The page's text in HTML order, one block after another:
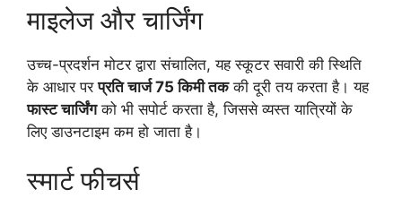
माइलेज और चार्जिंग
उच्च-प्रदर्शन मोटर द्वारा संचालित, यह स्कूटर सवारी की स्थिति
के आधार परप्रति चार्ज 75 किमी तककी दूरी तय करता है। यह
फास्ट चार्जिंगको भी सपोर्ट करता है, जिससे व्यस्त यात्रियों के
लिए डाउनटाइम कम हो जाता है।
स्मार्ट फीचर्स